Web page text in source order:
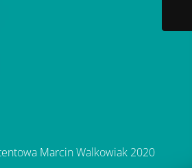
Marcin Walkowiak 2020